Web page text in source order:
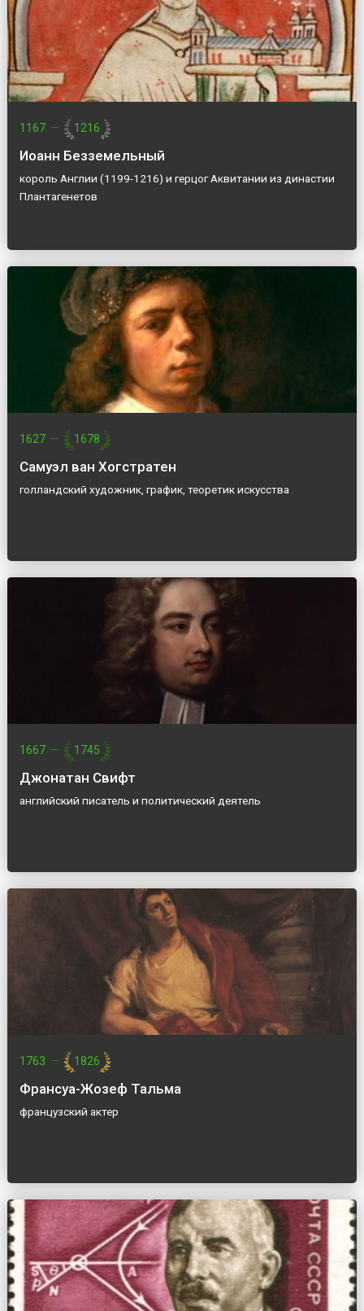
1167 — 1216
Иоанн Безземельный
король Англии (1199-1216) и герцог Аквитании из династии
Плантагенетов
1627 — 1678
Самуэл ван Хогстратен
голландский художник, график, теоретик искусства
1667 — 1745
Джонатан Свифт
английский писатель и политический деятель
1763 — 1826
Франсуа-Жозеф Тальма
французский актер